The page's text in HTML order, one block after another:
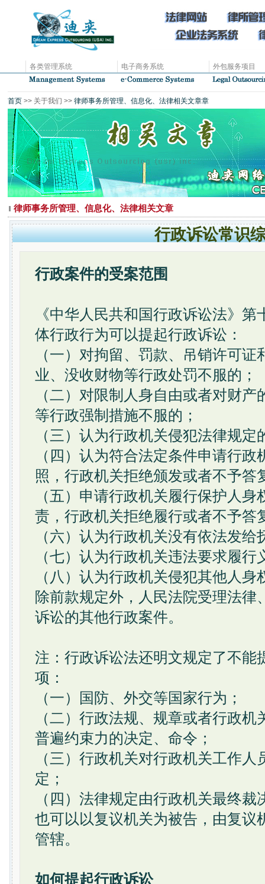
各类管理系统 电子商务系统 外包服务项目
首页 >> 关于我们 >> 律师事务所管理、信息化、法律相关文章章
律师事务所管理、信息化、法律相关文章
行政诉讼常识
行政案件的受案范围
《中华人民共和国行政诉讼法》
体行政行为可以提起行政诉讼：
（一）对拘留、罚款、吊销许可
业、没收财物等行政处罚不服的；
（二）对限制人身自由或者对财
等行政强制措施不服的；
（三）认为行政机关侵犯法律规
（四）认为符合法定条件申请行
照，行政机关拒绝颁发或者不予答
（五）申请行政机关履行保护人
责，行政机关拒绝履行或者不予答
（六）认为行政机关没有依法发给
（七）认为行政机关违法要求履行
（八）认为行政机关侵犯其他人身
除前款规定外，人民法院受理法律
诉讼的其他行政案件。
注：行政诉讼法还明文规定了不能
项：
（一）国防、外交等国家行为；
（二）行政法规、规章或者行政
普遍约束力的决定、命令；
（三）行政机关对行政机关工作
定；
（四）法律规定由行政机关最终
也可以以复议机关为被告，由复议
管辖。
如何提起行政诉讼